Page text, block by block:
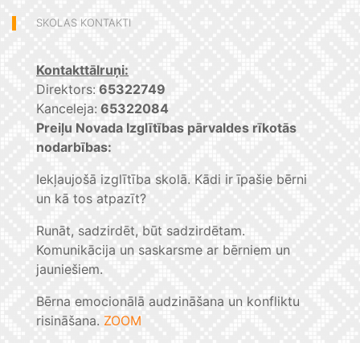
SKOLAS KONTAKTI
Kontakttālruņi:
Direktors: 65322749
Kanceleja: 65322084
Preiļu Novada Izglītības pārvaldes rīkotās
nodarbības:
Iekļaujošā izglītība skolā. Kādi ir īpašie bērni
un kā tos atpazīt?
Runāt, sadzirdēt, būt sadzirdētam.
Komunikācija un saskarsme ar bērniem un
jauniešiem.
Bērna emocionālā audzināšana un konfliktu
risināšana. ZOOM